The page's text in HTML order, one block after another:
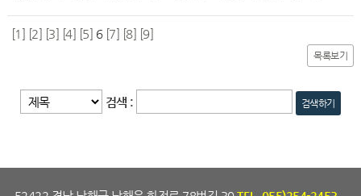
[1] [2] [3] [4] [5] 6 [7] [8] [9]
목록보기
검색 :